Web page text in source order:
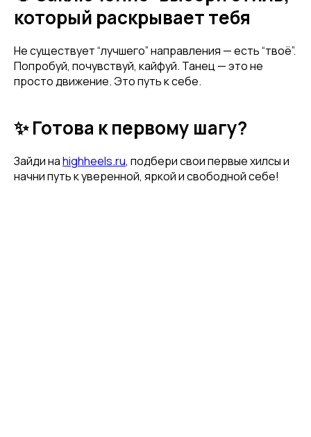
Нажимая на кнопку, вы даете согласие на обработку своих
персональных данных согласно 152-ФЗ.
который раскрывает тебя
Не существует “лучшего” направления — есть “твоё”.
Попробуй, почувствуй, кайфуй. Танец — это не
просто движение. Это путь к себе.
✨ Готова к первому шагу?
Зайди наhighheels.ru, подбери свои первые хилсы и
начни путь к уверенной, яркой и свободной себе!